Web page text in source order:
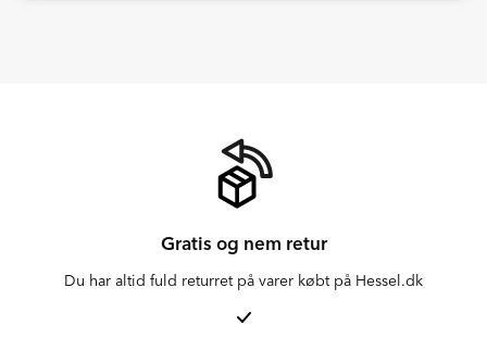
Gratis og nem retur
Du har altid fuld returret på varer købt på Hessel.dk